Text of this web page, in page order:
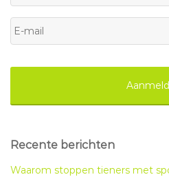
Achternaam
E-
mail *
Recente berichten
Waarom stoppen tieners met